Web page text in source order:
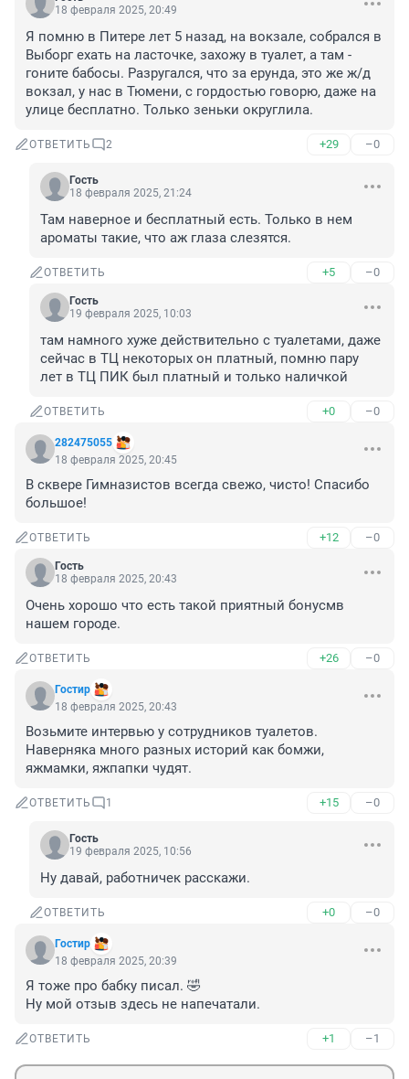
18 февраля 2025, 20:49
Я помню в Питере лет 5 назад, на вокзале, собрался в
Выборг ехать на ласточке, захожу в туалет, а там -
гоните бабосы. Разругался, что за ерунда, это же ж/д
вокзал, у нас в Тюмени, с гордостью говорю, даже на
улице бесплатно. Только зеньки округлила.
ОТВЕТИТЬ 2 +29 –0
Гость
18 февраля 2025, 21:24
Там наверное и бесплатный есть. Только в нем
ароматы такие, что аж глаза слезятся.
ОТВЕТИТЬ +5 –0
Гость
19 февраля 2025, 10:03
там намного хуже действительно с туалетами, даже
сейчас в ТЦ некоторых он платный, помню пару
лет в ТЦ ПИК был платный и только наличкой
ОТВЕТИТЬ +0 –0
282475055
18 февраля 2025, 20:45
В сквере Гимназистов всегда свежо, чисто! Спасибо
большое!
ОТВЕТИТЬ +12 –0
Гость
18 февраля 2025, 20:43
Очень хорошо что есть такой приятный бонусмв
нашем городе.
ОТВЕТИТЬ +26 –0
Гостир
18 февраля 2025, 20:43
Возьмите интервью у сотрудников туалетов.
Наверняка много разных историй как бомжи,
яжмамки, яжпапки чудят.
ОТВЕТИТЬ 1 +15 –0
Гость
19 февраля 2025, 10:56
Ну давай, работничек расскажи.
ОТВЕТИТЬ +0 –0
Гостир
18 февраля 2025, 20:39
Я тоже про бабку писал. 🤣
Ну мой отзыв здесь не напечатали.
ОТВЕТИТЬ +1 –1